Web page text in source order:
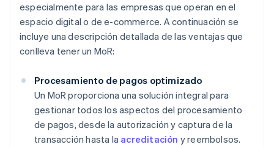
especialmente para las empresas que operan en el
espacio digital o de e-commerce. A continuación se
incluye una descripción detallada de las ventajas que
conlleva tener un MoR:
Procesamiento de pagos optimizado
Un MoR proporciona una solución integral para
gestionar todos los aspectos del procesamiento
de pagos, desde la autorización y captura de la
transacción hasta la acreditación y reembolsos.